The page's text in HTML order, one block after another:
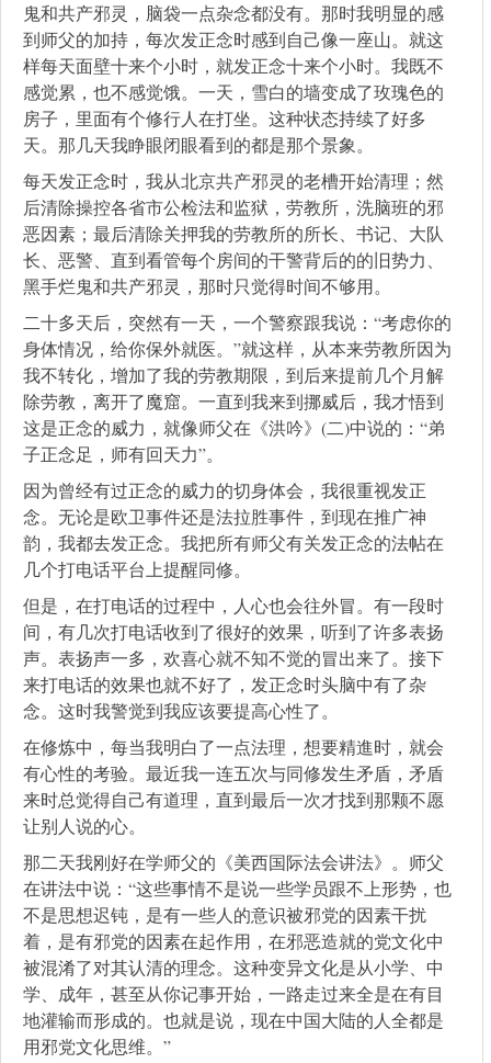
鬼和共产邪灵，脑袋一点杂念都没有。那时我明显的感
到师父的加持，每次发正念时感到自己像一座山。就这
样每天面壁十来个小时，就发正念十来个小时。我既不
感觉累，也不感觉饿。一天，雪白的墙变成了玫瑰色的
房子，里面有个修行人在打坐。这种状态持续了好多
天。那几天我睁眼闭眼看到的都是那个景象。
每天发正念时，我从北京共产邪灵的老槽开始清理；然
后清除操控各省市公检法和监狱，劳教所，洗脑班的邪
恶因素；最后清除关押我的劳教所的所长、书记、大队
长、恶警、直到看管每个房间的干警背后的的旧势力、
黑手烂鬼和共产邪灵，那时只觉得时间不够用。
二十多天后，突然有一天，一个警察跟我说：“考虑你的
身体情况，给你保外就医。”就这样，从本来劳教所因为
我不转化，增加了我的劳教期限，到后来提前几个月解
除劳教，离开了魔窟。一直到我来到挪威后，我才悟到
这是正念的威力，就像师父在《洪吟》(二)中说的：“弟
子正念足，师有回天力”。
因为曾经有过正念的威力的切身体会，我很重视发正
念。无论是欧卫事件还是法拉胜事件，到现在推广神
韵，我都去发正念。我把所有师父有关发正念的法帖在
几个打电话平台上提醒同修。
但是，在打电话的过程中，人心也会往外冒。有一段时
间，有几次打电话收到了很好的效果，听到了许多表扬
声。表扬声一多，欢喜心就不知不觉的冒出来了。接下
来打电话的效果也就不好了，发正念时头脑中有了杂
念。这时我警觉到我应该要提高心性了。
在修炼中，每当我明白了一点法理，想要精進时，就会
有心性的考验。最近我一连五次与同修发生矛盾，矛盾
来时总觉得自己有道理，直到最后一次才找到那颗不愿
让别人说的心。
那二天我刚好在学师父的《美西国际法会讲法》。师父
在讲法中说：“这些事情不是说一些学员跟不上形势，也
不是思想迟钝，是有一些人的意识被邪党的因素干扰
着，是有邪党的因素在起作用，在邪恶造就的党文化中
被混淆了对其认清的理念。这种变异文化是从小学、中
学、成年，甚至从你记事开始，一路走过来全是在有目
地灌输而形成的。也就是说，现在中国大陆的人全都是
用邪党文化思维。”